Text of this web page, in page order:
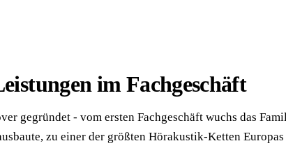
im Fachgeschäft
gegründet - vom ersten Fachgeschäft wuchs das
zu einer der größten Hörakustik-Ketten